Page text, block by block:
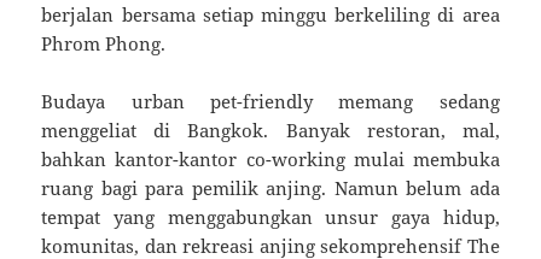
berjalan bersama setiap minggu berkeliling di area
Phrom Phong.
Budaya urban pet-friendly memang sedang
menggeliat di Bangkok. Banyak restoran, mal,
bahkan kantor-kantor co-working mulai membuka
ruang bagi para pemilik anjing. Namun belum ada
tempat yang menggabungkan unsur gaya hidup,
komunitas, dan rekreasi anjing sekomprehensif The